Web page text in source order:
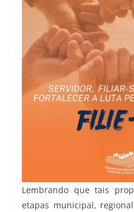
Lembrando que tais
etapas municipal,